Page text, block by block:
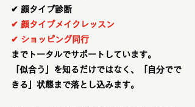
✔ 顔タイプ診断
✔ 顔タイプメイクレッスン
✔ ショッピング同行
までトータルでサポートしています。
「似合う」を知るだけではなく、「自分でで
きる」状態まで落とし込みます。